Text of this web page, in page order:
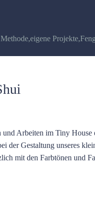
,eigene Projekte,
Arbeiten im Tiny House
der Gestaltung unseres
mit den Farbtönen und